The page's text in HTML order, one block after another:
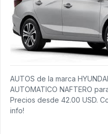
AUTOS de la marca
AUTOMATICO NAFTERO
Precios desde 42.00 USD.
info!